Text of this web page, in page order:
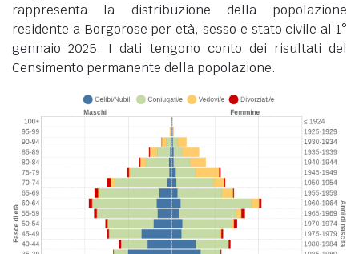
rappresenta la distribuzione della popolazione
residente a Borgorose per età, sesso e stato civile al 1°
gennaio 2025. I dati tengono conto dei risultati del
Censimento permanente della popolazione.